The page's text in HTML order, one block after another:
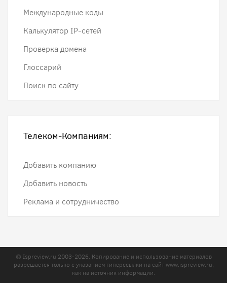
Международные коды
Калькулятор IP-сетей
Проверка домена
Глоссарий
Поиск по сайту
Телеком-Компаниям:
Добавить компанию
Добавить новость
Реклама и сотрудничество
© Ispreview.ru 2003-2026. Копирование и использование материалов
разрешается только с указанием гиперссылки на сайтwww.ispreview.ru,
как на источник информации.